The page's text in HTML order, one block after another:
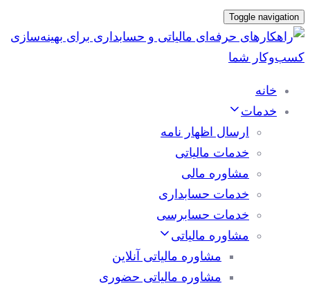
پرش
لینک
ها
رفتن
به
ناوبری
Toggle navigation
خانه
خدمات
ارسال اظهار نامه
خدمات مالیاتی
مشاوره مالی
خدمات حسابداری
خدمات حسابرسی
مشاوره مالیاتی
مشاوره مالیاتی آنلاین
مشاوره مالیاتی حضوری